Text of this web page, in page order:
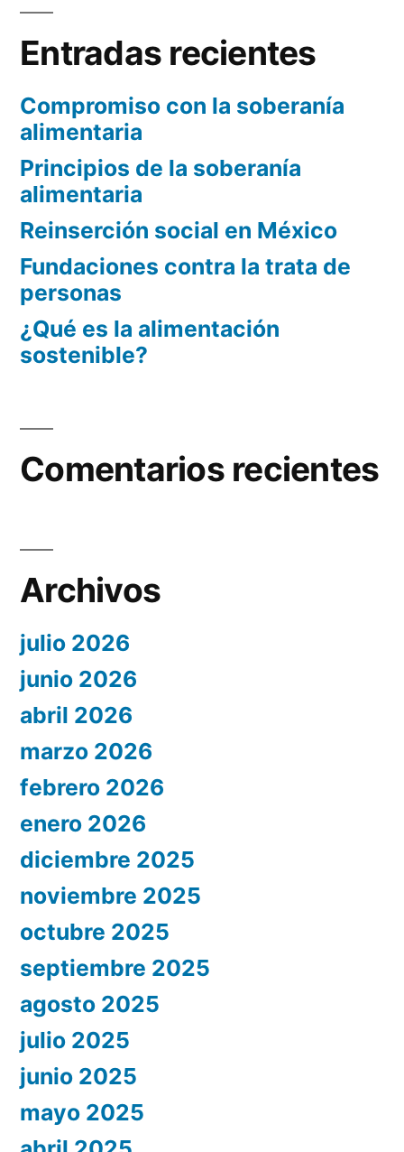
Entradas recientes
Compromiso con la soberanía
alimentaria
Principios de la soberanía
alimentaria
Reinserción social en México
Fundaciones contra la trata de
personas
¿Qué es la alimentación
sostenible?
Comentarios recientes
Archivos
julio 2026
junio 2026
abril 2026
marzo 2026
febrero 2026
enero 2026
diciembre 2025
noviembre 2025
octubre 2025
septiembre 2025
agosto 2025
julio 2025
junio 2025
mayo 2025